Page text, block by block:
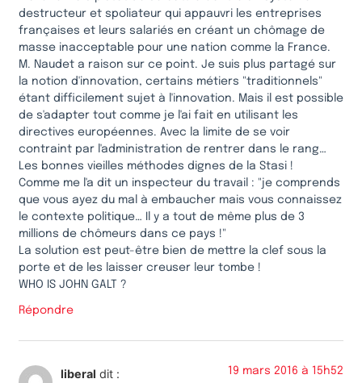
destructeur et spoliateur qui appauvri les entreprises
françaises et leurs salariés en créant un chômage de
masse inacceptable pour une nation comme la France.
M. Naudet a raison sur ce point. Je suis plus partagé sur
la notion d'innovation, certains métiers "traditionnels"
étant difficilement sujet à l'innovation. Mais il est possible
de s'adapter tout comme je l'ai fait en utilisant les
directives européennes. Avec la limite de se voir
contraint par l'administration de rentrer dans le rang…
Les bonnes vieilles méthodes dignes de la Stasi !
Comme me l'a dit un inspecteur du travail : "je comprends
que vous ayez du mal à embaucher mais vous connaissez
le contexte politique… Il y a tout de même plus de 3
millions de chômeurs dans ce pays !"
La solution est peut-être bien de mettre la clef sous la
porte et de les laisser creuser leur tombe !
WHO IS JOHN GALT ?
Répondre
liberal dit : 19 mars 2016 à 15h52